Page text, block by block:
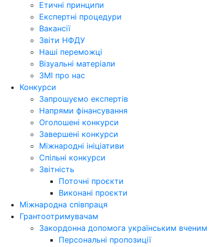
Етичні принципи
Експертні процедури
Вакансії
Звіти НФДУ
Наші переможці
Візуальні матеріали
ЗМІ про нас
Конкурси
Запрошуємо експертів
Напрями фінансування
Оголошені конкурси
Завершені конкурси
Міжнародні ініціативи
Спільні конкурси
Звітність
Поточні проєкти
Виконані проєкти
Міжнародна співпраця
Грантоотримувачам
Закордонна допомога українським вченим
Персональні пропозиції